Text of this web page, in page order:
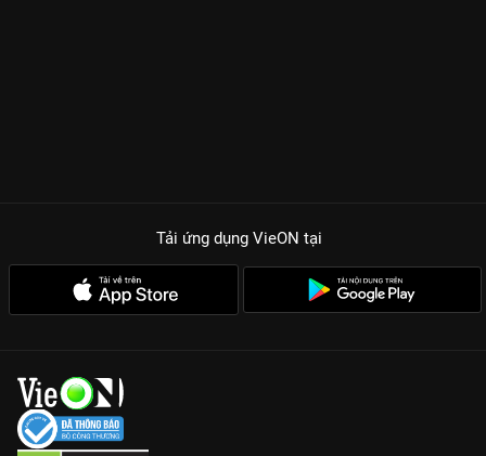
Tải ứng dụng VieON tại